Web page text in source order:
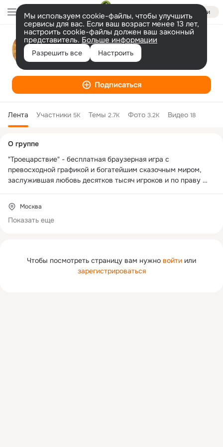
Войти
Мы используем cookie-файлы, чтобы улучшить
сервисы для вас. Если ваш возраст менее 13 лет,
настроить cookie-файлы должен ваш законный
представитель. Больше информации
Разрешить все Настроить
Троецарствие
Игра
Подписаться
Лента Участники 5K Темы 2.7K Фото 3.2K Видео 18
Чтобы посмотреть страницу вам нужно войти или
зарегистрироваться
колонка
О группе
"Троецарствие" - бесплатная браузерная игра с
превосходной графикой и богатейшим сказочным миром,
заслужившая любовь десятков тысяч игроков и по праву
фэнтези.
Наш сайт:
Москва
Показать еще